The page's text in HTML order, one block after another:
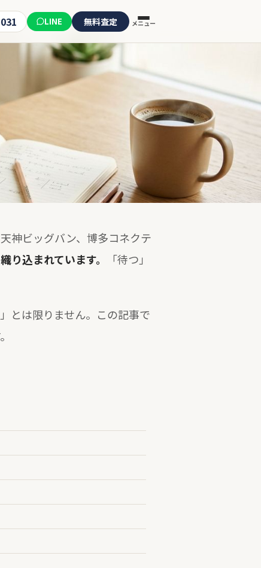
LINE 無料査定 メニュー
天神ビッグバン、博多コネクテ
り込まれています。
「待つ」
とは限りません。この記事で